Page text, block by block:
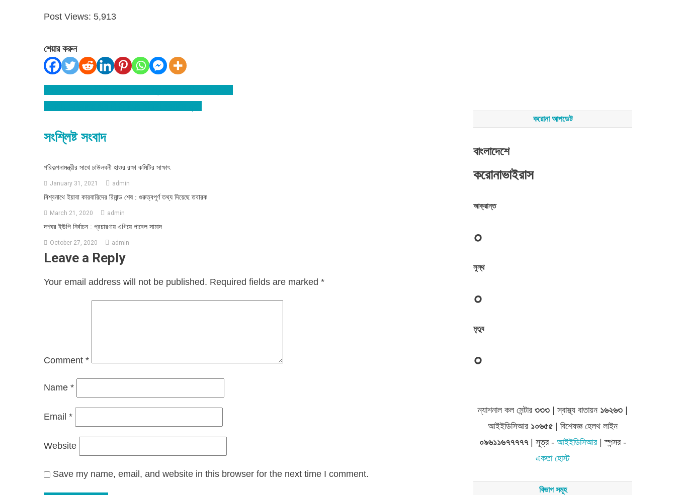
Post Views: 5,913
শেয়ার করুন
Post
সংশ্লিষ্ট সংবাদ
পরিকল্পনামন্ত্রীর সাথে চাউলধনী হাওর রক্ষা কমিটির সাক্ষাৎ
January 31, 2021 admin
বিশ্বনাথে ইয়াবা কারবারিদের রিমান্ড শেষ : গুরুত্বপূর্ণ তথ্য দিয়েছে তবারক
March 21, 2020 admin
দশঘর ইউপি নির্বাচন : প্রচারণায় এগিয়ে পাবেল সামাদ
October 27, 2020 admin
Leave a Reply
Your email address will not be published. Required fields are marked *
Comment *
Name *
Email *
Website
Save my name, email, and website in this browser for the next time I comment.
করোনা আপডেট
বাংলাদেশে
করোনাভাইরাস
আক্রান্ত
০
সুস্থ
০
মৃত্যু
০
ন্যাশনাল কল সেন্টার৩৩৩ | স্বাস্থ্য বাতায়ন ১৬২৬৩
আইইডিসিআর ১০৬৫৫ | বিশেষজ্ঞ হেলথ লাইন
০৯৬১১৬৭৭৭৭৭| সূত্র -আইইডিসিআর| স্পন্সর -
একতা হোস্ট
বিভাগ সমূহ